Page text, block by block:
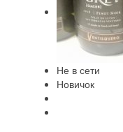
Не в сети
Новичок